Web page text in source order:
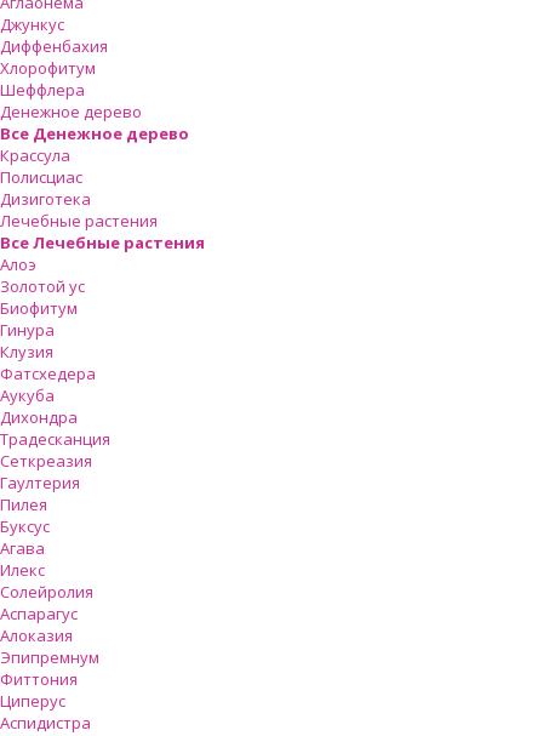
Джункус
Диффенбахия
Хлорофитум
Шеффлера
Денежное дерево
Все Денежное дерево
Крассула
Полисциас
Дизиготека
Лечебные растения
Все Лечебные растения
Алоэ
Золотой ус
Биофитум
Гинура
Клузия
Фатсхедера
Аукуба
Дихондра
Традесканция
Сеткреазия
Гаултерия
Пилея
Буксус
Агава
Илекс
Солейролия
Аспарагус
Алоказия
Эпипремнум
Фиттония
Циперус
Аспидистра